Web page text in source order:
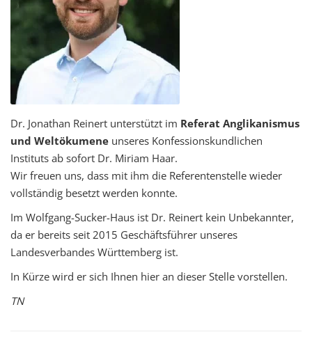
Dr. Jonathan Reinert unterstützt im Referat Anglikanismus
und Weltökumene unseres Konfessionskundlichen
Instituts ab sofort Dr. Miriam Haar.
Wir freuen uns, dass mit ihm die Referentenstelle wieder
vollständig besetzt werden konnte.
Im Wolfgang-Sucker-Haus ist Dr. Reinert kein Unbekannter,
da er bereits seit 2015 Geschäftsführer unseres
Landesverbandes Württemberg ist.
In Kürze wird er sich Ihnen hier an dieser Stelle vorstellen.
TN